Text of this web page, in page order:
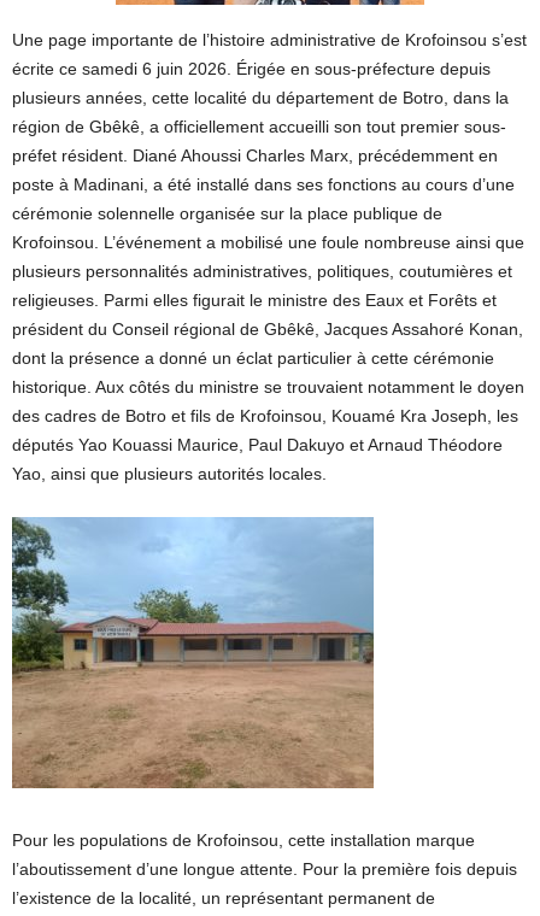
Une page importante de l’histoire administrative de Krofoinsou s’est
écrite ce samedi 6 juin 2026. Érigée en sous-préfecture depuis
plusieurs années, cette localité du département de Botro, dans la
région de Gbêkê, a officiellement accueilli son tout premier sous-
préfet résident. Diané Ahoussi Charles Marx, précédemment en
poste à Madinani, a été installé dans ses fonctions au cours d’une
cérémonie solennelle organisée sur la place publique de
Krofoinsou. L’événement a mobilisé une foule nombreuse ainsi que
plusieurs personnalités administratives, politiques, coutumières et
religieuses. Parmi elles figurait le ministre des Eaux et Forêts et
président du Conseil régional de Gbêkê, Jacques Assahoré Konan,
dont la présence a donné un éclat particulier à cette cérémonie
historique. Aux côtés du ministre se trouvaient notamment le doyen
des cadres de Botro et fils de Krofoinsou, Kouamé Kra Joseph, les
députés Yao Kouassi Maurice, Paul Dakuyo et Arnaud Théodore
Yao, ainsi que plusieurs autorités locales.
Pour les populations de Krofoinsou, cette installation marque
l’aboutissement d’une longue attente. Pour la première fois depuis
l’existence de la localité, un représentant permanent de